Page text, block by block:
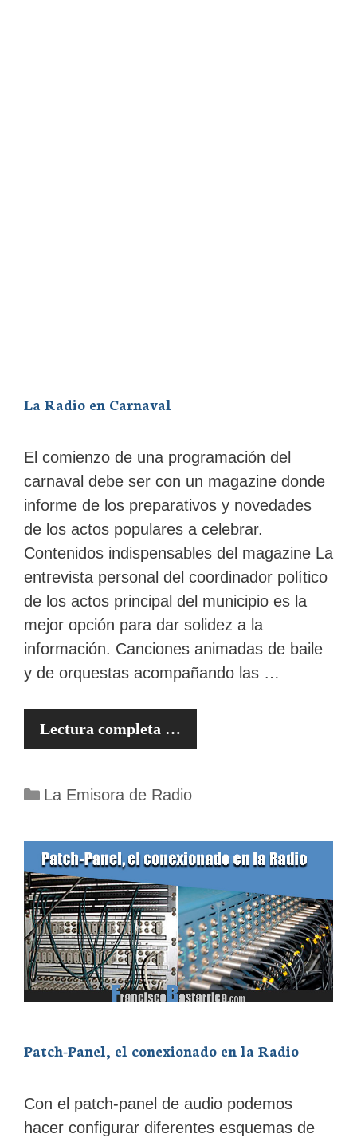
La Radio en Carnaval
El comienzo de una programación del
carnaval debe ser con un magazine donde
informe de los preparativos y novedades
de los actos populares a celebrar.
Contenidos indispensables del magazine La
entrevista personal del coordinador político
de los actos principal del municipio es la
mejor opción para dar solidez a la
información. Canciones animadas de baile
y de orquestas acompañando las …
Lectura completa …
Categorías
La Emisora de Radio
Patch-Panel, el conexionado en la Radio
Con el patch-panel de audio podemos
hacer configurar diferentes esquemas de